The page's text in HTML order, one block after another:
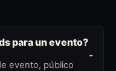
para un evento?
evento, público